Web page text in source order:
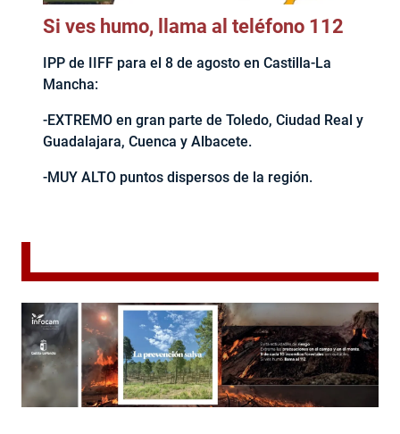
Si ves humo, llama al teléfono 112
IPP de IIFF para el 8 de agosto en Castilla-La
Mancha:
-EXTREMO en gran parte de Toledo, Ciudad Real y
Guadalajara, Cuenca y Albacete.
-MUY ALTO puntos dispersos de la región.